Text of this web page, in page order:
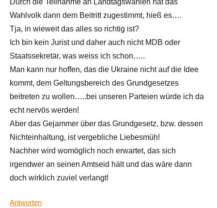
Durch die Teilnahme an Landtagswahlen hat das
Wahlvolk dann dem Beitritt zugestimmt, hieß es….
Tja, in wieweit das alles so richtig ist?
Ich bin kein Jurist und daher auch nicht MDB oder
Staatssekretär, was weiss ich schon…..
Man kann nur hoffen, das die Ukraine nicht auf die Idee
kommt, dem Geltungsbereich des Grundgesetzes
beitreten zu wollen…..bei unseren Parteien würde ich da
echt nervös werden!
Aber das Gejammer über das Grundgesetz, bzw. dessen
Nichteinhaltung, ist vergebliche Liebesmüh!
Nachher wird womöglich noch erwartet, das sich
irgendwer an seinen Amtseid hält und das wäre dann
doch wirklich zuviel verlangt!
Antworten